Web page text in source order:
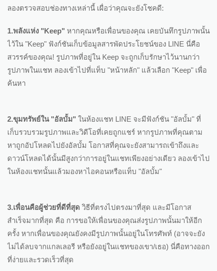
ลองตรวจสอบช่องทางเหล่านี้ เผื่อว่าคุณจะยังโชคดี:
1.พลังแห่ง "Keep" หากคุณหรือเพื่อนของคุณ เคยบันทึกรูปภาพนั้น
ไว้ใน "Keep" ฟังก์ชันเก็บข้อมูลสารพัดประโยชน์ของ LINE นี่คือ
สวรรค์ของคุณ! รูปภาพที่อยู่ใน Keep จะถูกเก็บรักษาไว้นานกว่า
รูปภาพในแชท ลองเข้าไปที่แท็บ "หน้าหลัก" แล้วเลือก "Keep" เพื่อ
ค้นหา
2.ขุมทรัพย์ใน "อัลบั้ม" ในห้องแชท LINE จะมีฟังก์ชัน "อัลบั้ม" ที่
เก็บรวบรวมรูปภาพและวิดีโอที่เคยถูกแชร์ หากรูปภาพที่คุณตาม
หาถูกอัปโหลดไปยังอัลบั้ม โอกาสที่คุณจะยังสามารถเข้าถึงและ
ดาวน์โหลดได้นั้นมีสูงกว่าการอยู่ในแชทเพียงอย่างเดียว ลองเข้าไป
ในห้องแชทนั้นแล้วมองหาไอคอนหรือแท็บ "อัลบั้ม"
3.เพื่อนคือผู้ช่วยที่ดีที่สุด วิธีที่ตรงไปตรงมาที่สุด และมีโอกาส
สำเร็จมากที่สุด คือ การขอให้เพื่อนของคุณส่งรูปภาพนั้นมาให้อีก
ครั้ง หากเพื่อนของคุณยังคงมีรูปภาพนั้นอยู่ในโทรศัพท์ (อาจจะยัง
ไม่ได้ลบจากแกลเลอรี หรือยังอยู่ในแชทของเขา/เธอ) นี่คือทางออก
ที่ง่ายและรวดเร็วที่สุด